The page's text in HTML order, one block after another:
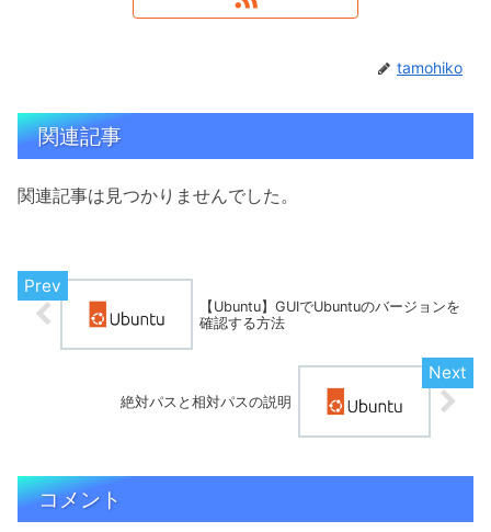
tamohiko
関連記事
関連記事は見つかりませんでした。
【Ubuntu】GUIでUbuntuのバージョンを
確認する方法
絶対パスと相対パスの説明
コメント